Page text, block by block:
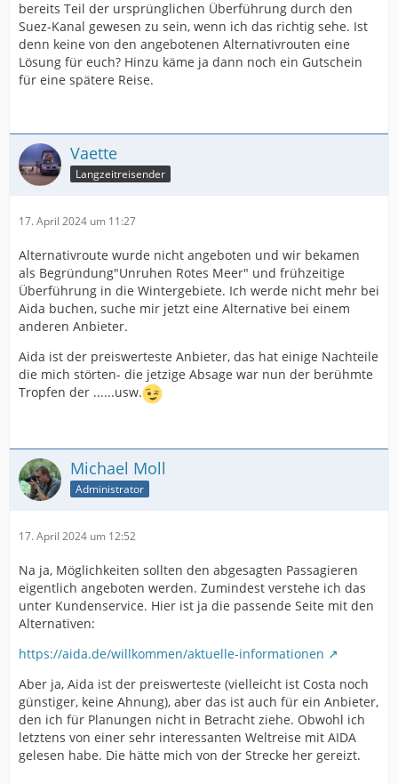
bereits Teil der ursprünglichen Überführung durch den
Suez-Kanal gewesen zu sein, wenn ich das richtig sehe. Ist
denn keine von den angebotenen Alternativrouten eine
Lösung für euch? Hinzu käme ja dann noch ein Gutschein
für eine spätere Reise.
Vaette
Langzeitreisender
17. April 2024 um 11:27
Alternativroute wurde nicht angeboten und wir bekamen
als Begründung"Unruhen Rotes Meer" und frühzeitige
Überführung in die Wintergebiete. Ich werde nicht mehr bei
Aida buchen, suche mir jetzt eine Alternative bei einem
anderen Anbieter.
Aida ist der preiswerteste Anbieter, das hat einige Nachteile
die mich störten- die jetzige Absage war nun der berühmte
Tropfen der ......usw.
Michael Moll
Administrator
17. April 2024 um 12:52
Na ja, Möglichkeiten sollten den abgesagten Passagieren
eigentlich angeboten werden. Zumindest verstehe ich das
unter Kundenservice. Hier ist ja die passende Seite mit den
Alternativen:
https://aida.de/willkommen/aktuelle-informationen
Aber ja, Aida ist der preiswerteste (vielleicht ist Costa noch
günstiger, keine Ahnung), aber das ist auch für ein Anbieter,
den ich für Planungen nicht in Betracht ziehe. Obwohl ich
letztens von einer sehr interessanten Weltreise mit AIDA
gelesen habe. Die hätte mich von der Strecke her gereizt.